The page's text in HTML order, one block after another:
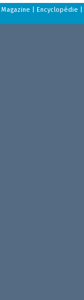
Magazine Encyclopédie